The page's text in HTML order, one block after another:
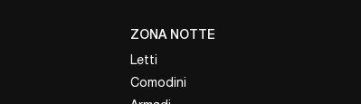
ZONA NOTTE
Letti
Comodini